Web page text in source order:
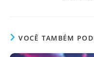
VOCÊ TAMBÉM